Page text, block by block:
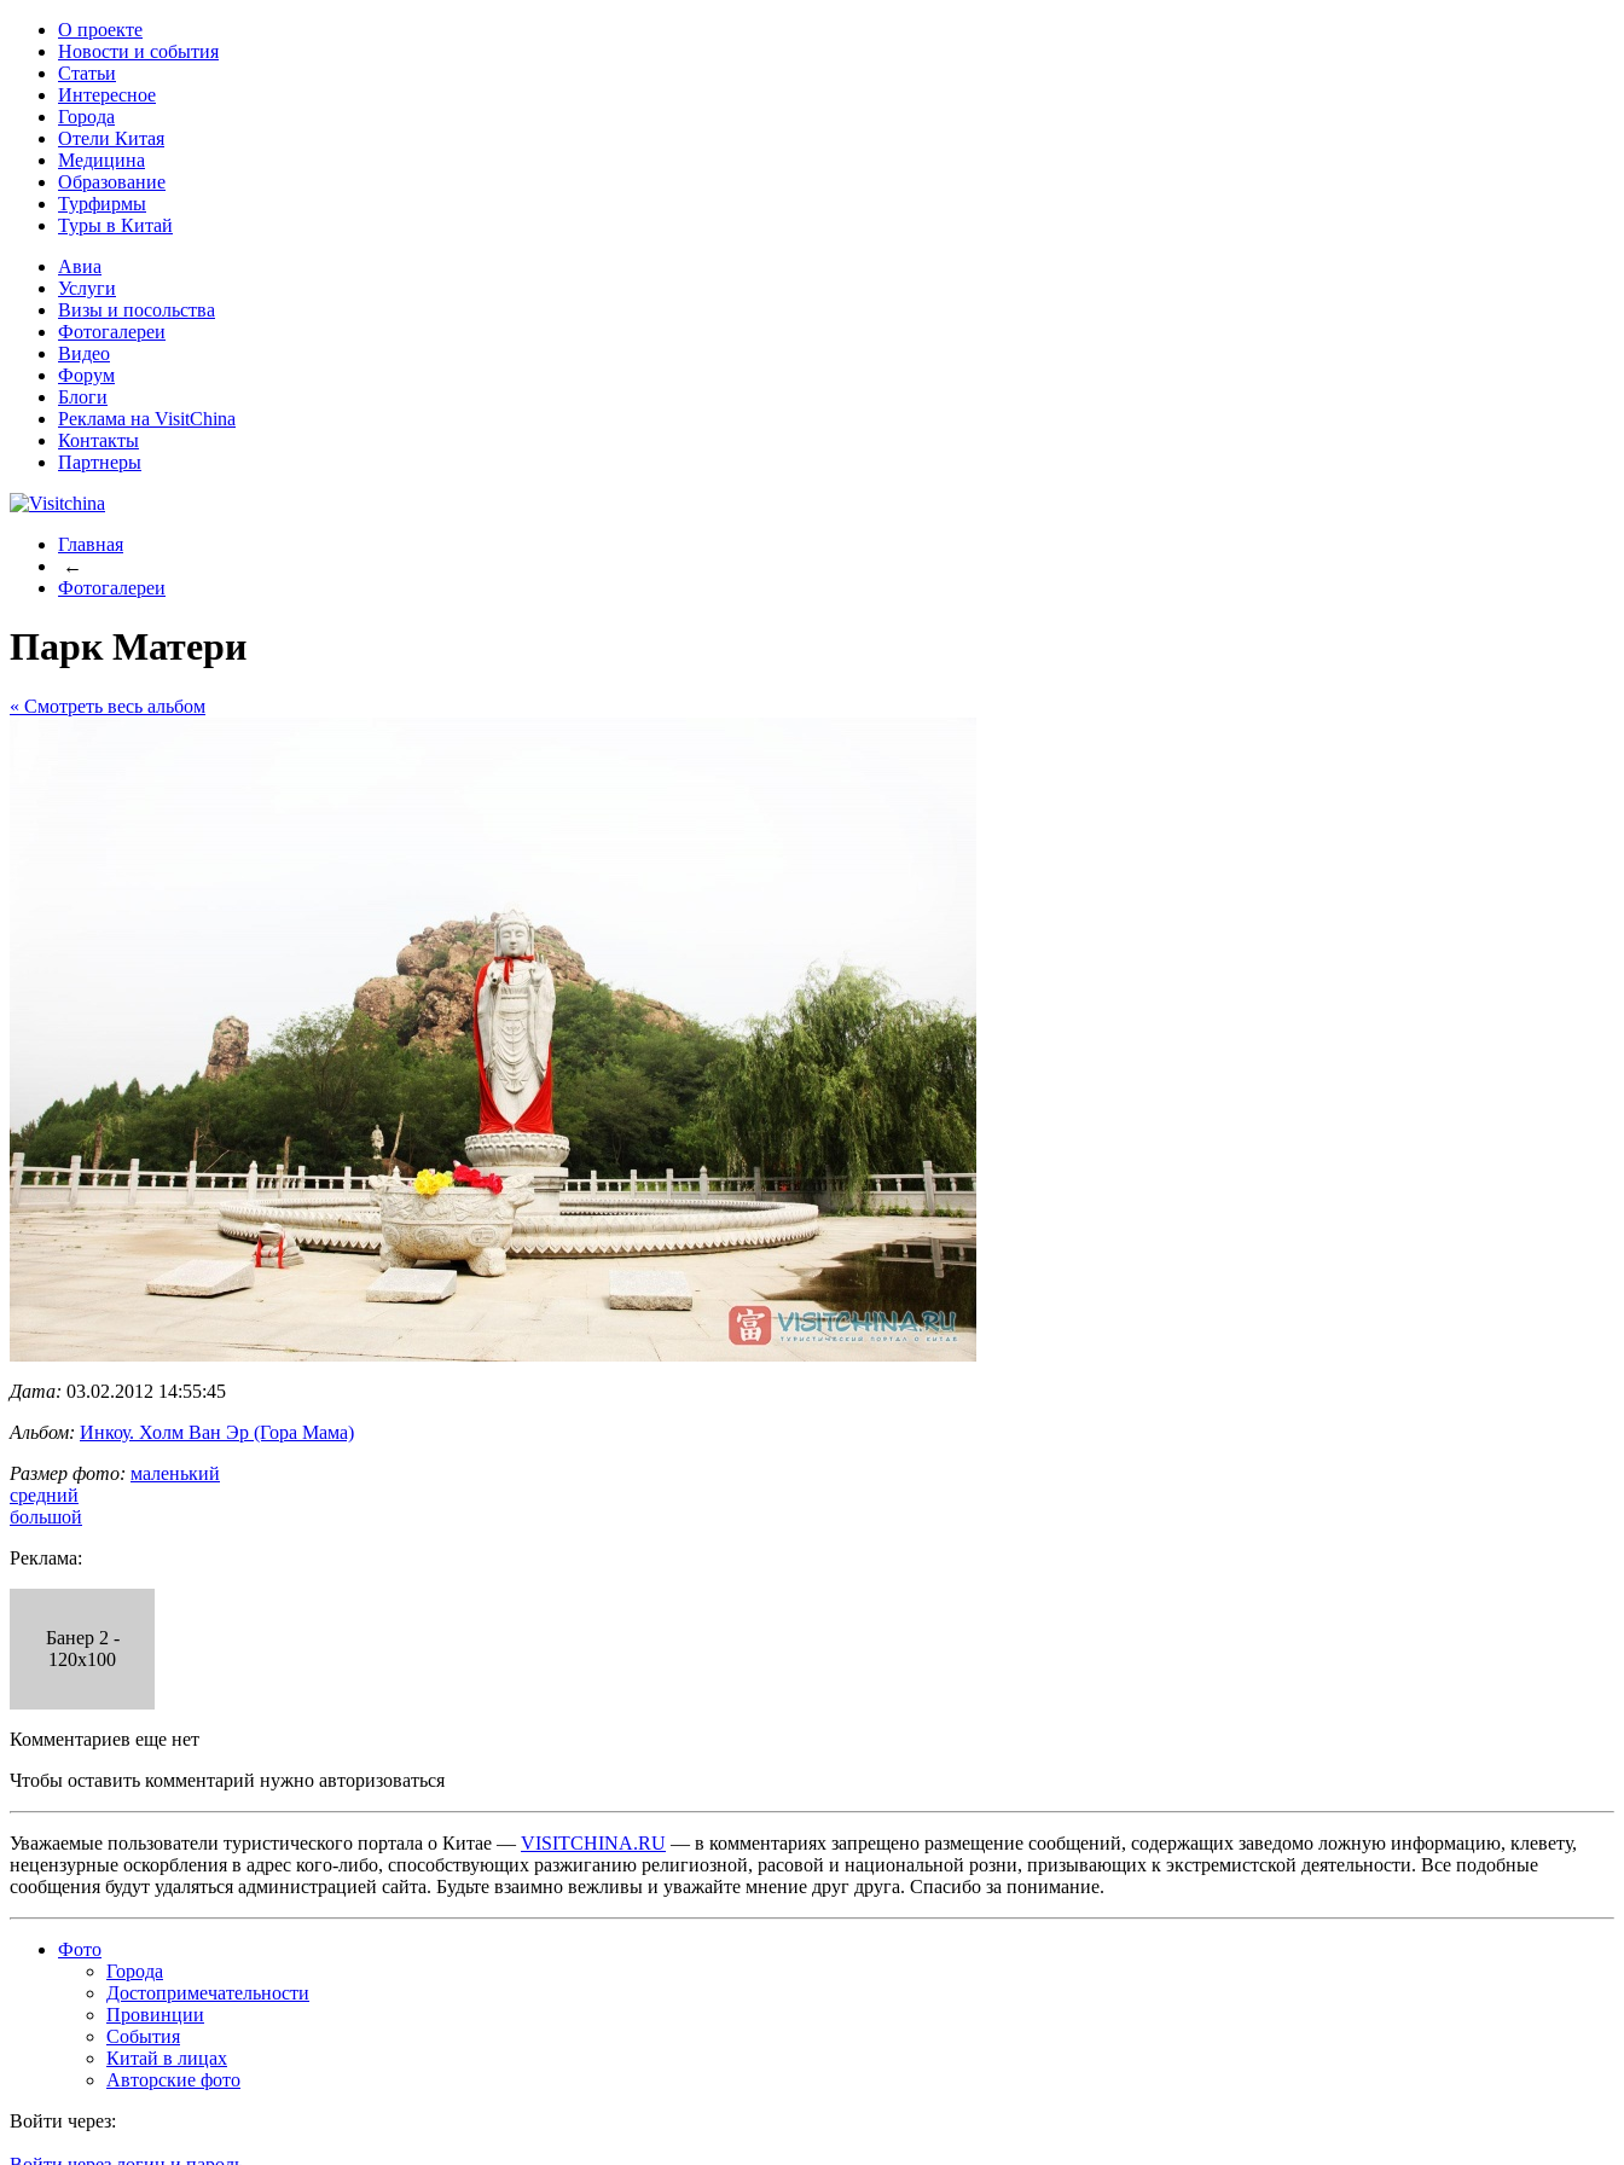
О проекте
Новости и события
Статьи
Интересное
Города
Отели Китая
Медицина
Образование
Турфирмы
Туры в Китай
Авиа
Услуги
Визы и посольства
Фотогалереи
Видео
Форум
Блоги
Реклама на VisitChina
Контакты
Партнеры
Главная
←
Фотогалереи
Парк Матери
« Cмотреть весь альбом
Дата: 03.02.2012 14:55:45
Альбом: Инкоу. Холм Ван Эр (Гора Мама)
Размер фото: маленький
средний
большой
Реклама:
Банер 2 -
120x100
Комментариев еще нет
Чтобы оставить комментарий нужно авторизоваться
Уважаемые пользователи туристического портала о Китае — VISITCHINA.RU — в комментариях запрещено размещение сообщений, содержащих заведомо ложную информацию, клевету,
нецензурные оскорбления в адрес кого-либо, способствующих разжиганию религиозной, расовой и национальной розни, призывающих к экстремистской деятельности. Все подобные
сообщения будут удаляться администрацией сайта. Будьте взаимно вежливы и уважайте мнение друг друга. Спасибо за понимание.
Фото
Города
Достопримечательности
Провинции
События
Китай в лицах
Авторские фото
Войти через: